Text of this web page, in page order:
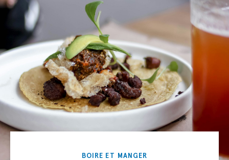
BOIRE ET MANGER